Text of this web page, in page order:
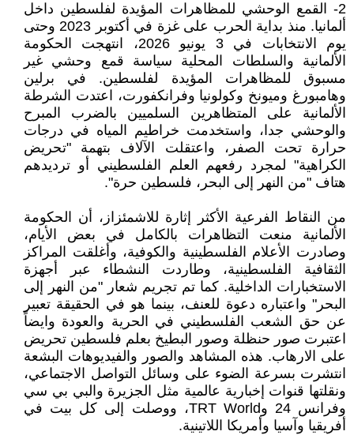
2- القمع الوحشي للمظاهرات المؤيدة لفلسطين داخل
ألمانيا. منذ بداية الحرب على غزة في أكتوبر 2023 وحتى
يوم الانتخابات في 3 يونيو 2026، انتهجت الحكومة
الألمانية والسلطات المحلية سياسة قمع وحشي غير
مسبوق للمظاهرات المؤيدة لفلسطين. في برلين
وهامبورغ وميونخ وكولونيا وفرانكفورت، اعتدت الشرطة
الألمانية على المتظاهرين السلميين بالضرب المبرح
والوحشي جدا، واستخدمت خراطيم المياه في درجات
حرارة تحت الصفر، واعتقلت الآلاف بتهمة "تحريض
الكراهية" لمجرد رفعهم العلم الفلسطيني أو ترديدهم
هتاف "من النهر إلى البحر، فلسطين حرة".
من النقاط الفرعية الأكثر إثارة للاشمئزاز، أن الحكومة
الألمانية منعت التظاهرات بالكامل في بعض الأيام،
وصادرت الأعلام الفلسطينية والكوفية، وأغلقت المراكز
الثقافية الفلسطينية، وطاردت النشطاء عبر أجهزة
الاستخبارات الداخلية. كما تم تجريم شعار "من النهر إلى
البحر" واعتباره دعوة للعنف، بينما هو في الحقيقة تعبير
عن حق الشعب الفلسطيني في الحرية والعودة وايضاً
اعتبرت صور حنظلة وصور البطيخ بعلم فلسطين تحريض
على الارهاب. هذه المشاهد والصور والفيديوهات البشعة
انتشرت بسرعة الضوء على وسائل التواصل الاجتماعي،
ونقلتها قنوات إخبارية عالمية مثل الجزيرة والبي بي سي
وفرانس 24 وTRT World، ووصلت إلى كل بيت في
أفريقيا وآسيا وأمريكا اللاتينية.